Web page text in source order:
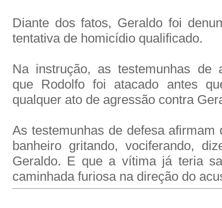
Diante dos fatos, Geraldo foi
tentativa de homicídio qualificado.
Na instrução, as testemunhas de
que Rodolfo foi atacado antes
qualquer ato de agressão contra
As testemunhas de defesa afirmam
banheiro gritando, vociferando,
Geraldo. E que a vítima já teria
caminhada furiosa na direção do